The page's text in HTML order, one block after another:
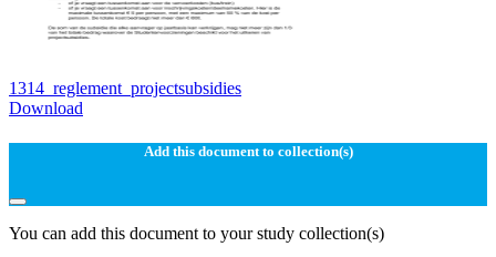
1314_reglement_projectsubsidies
Download
Add this document to collection(s)
You can add this document to your study collection(s)